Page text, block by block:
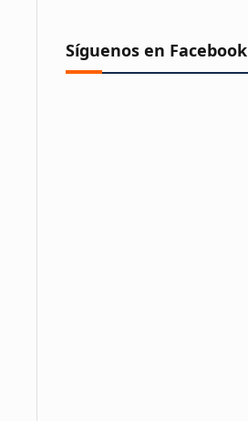
Síguenos en Facebook